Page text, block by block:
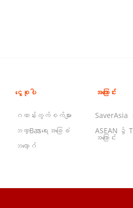
ငွေစုပါ
ဂဏန်းတွက်စက်များ
ဘဏ္Basာရေးအခြေခံ
ဘလော့ဂ်
အကြောင်း
SaverAsia အ
ASEAN ၌
အကြောင်း